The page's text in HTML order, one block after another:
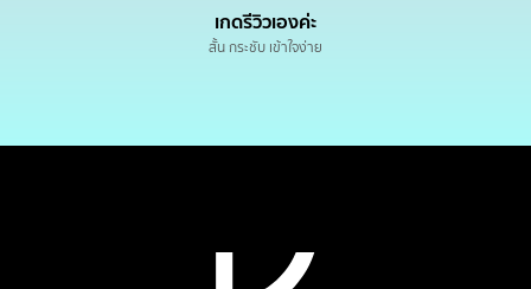
เกดรีวิวเองค่ะ
สั้น กระชับ เข้าใจง่าย